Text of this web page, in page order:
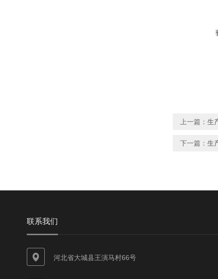
上一篇： 生
下一篇： 生
联系我们
河北省大城县王演马村66号